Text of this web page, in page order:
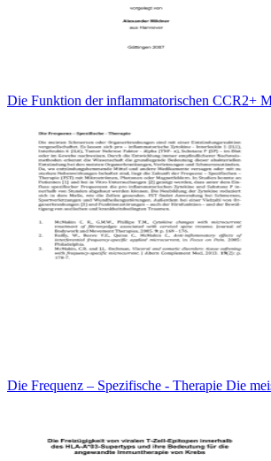
Die Funktion der inflammatorischen CCR2+
Die Frequenz – Spezifische - Therapie Die